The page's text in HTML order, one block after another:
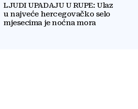
LJUDI UPADAJU U RUPE: Ulaz
u najveće hercegovačko selo
mjesecima je noćna mora